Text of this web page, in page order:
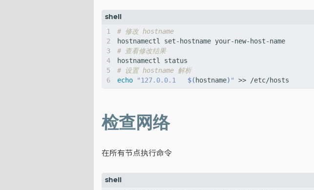
4
6
# 修改 hostname
# 查看修改结果
# 设置 hostname 解析
echo
"127.0.0.1 $( hostname) "
检查网络
在所有节点执行命令